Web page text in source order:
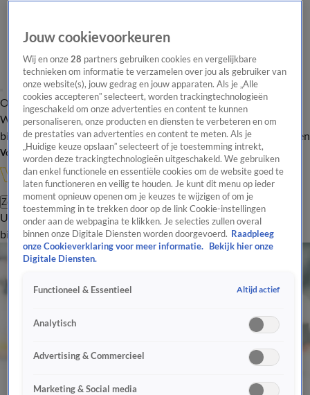
Overzicht Onze programma's Uitzendingen Onze gezichten
In de
WandelgangenInterviewsUitzending
bijwonenPodcastShopVeelgestelde vragenKijkersvraag insturen
Volg Vandaag Inside
Zoeken
UitzendingenVandaag InsideDe OranjezomerShopUitzending
bijwonen
Jouw cookievoorkeuren
Wij en onze28 partners gebruiken cookies en vergelijkbare
technieken om informatie te verzamelen over jou als gebruiker van
onze website(s), jouw gedrag en jouw apparaten. Als je „Alle
cookies accepteren” selecteert, worden trackingtechnologieën
ingeschakeld om onze advertenties en content te kunnen
personaliseren, onze producten en diensten te verbeteren en om
de prestaties van advertenties en content te meten. Als je
„Huidige keuze opslaan” selecteert of je toestemming intrekt,
worden deze trackingtechnologieën uitgeschakeld. We gebruiken
dan enkel functionele en essentiële cookies om de website goed te
laten functioneren en veilig te houden. Je kunt dit menu op ieder
moment opnieuw openen om je keuzes te wijzigen of om je
toestemming in te trekken door op de link Cookie-instellingen
onder aan de webpagina te klikken. Je selecties zullen overal
binnen onze Digitale Diensten worden doorgevoerd. Raadpleeg
onze Cookieverklaring voor meer informatie.
Bekijk hier onze
Digitale Diensten.
Functioneel & Essentieel Altijd actief
Analytisch
Advertising & Commercieel
Marketing & Social media